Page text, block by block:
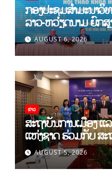
ກອງປະຊຸມສໍາມະນາວິ
ລາວ-ຫວຽດນາມ ຍົກ
ທິດສະດີ ແລະ ພຶດຕິກໍາ
ສ້າງເສດຖະກິດເອກະລ
ເຂັ້ມແຂງ
AUGUST 6, 2026
ຂ່າວ
ສະຖາບັນການເມືອງ ແ
ແຫ່ງຊາດ ຮ່ວມກັບ ສ
ວິທະຍາສາດສັງຄົມ ຫ
ການຮ່ວມມືທາງດ້ານວິ
AUGUST 5, 2026